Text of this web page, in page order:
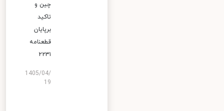
چین و
تاکید
برپایان
قطعنامه
۲۲۳۱
1405/04/
19